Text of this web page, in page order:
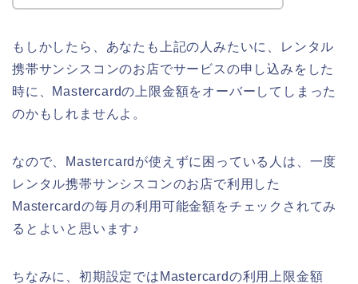
もしかしたら、あなたも上記の人みたいに、レンタル
携帯サンシスコンのお店でサービスの申し込みをした
時に、Mastercardの上限金額をオーバーしてしまった
のかもしれませんよ。
なので、Mastercardが使えずに困っている人は、一度
レンタル携帯サンシスコンのお店で利用した
Mastercardの毎月の利用可能金額をチェックされてみ
るとよいと思います♪
ちなみに、初期設定ではMastercardの利用上限金額